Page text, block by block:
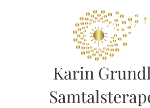
Karin